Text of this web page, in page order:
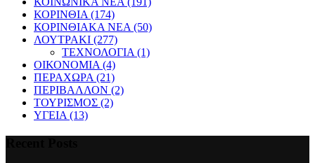
ΚΟΡΙΝΘΙΑ (174)
ΚΟΡΙΝΘΙΑΚΑ ΝΕΑ (50)
ΛΟΥΤΡΑΚΙ (277)
ΤΕΧΝΟΛΟΓΙΑ (1)
ΟΙΚΟΝΟΜΙΑ (4)
ΠΕΡΑΧΩΡΑ (21)
ΠΕΡΙΒΑΛΛΟΝ (2)
ΤΟΥΡΙΣΜΟΣ (2)
ΥΓΕΙΑ (13)